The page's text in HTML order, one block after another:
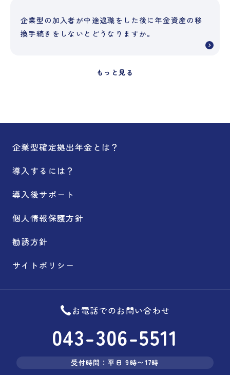
企業型の加入者が中途退職をした後に年金資産の移
換手続きをしないとどうなりますか。
もっと見る
企業型確定拠出年金とは？
導入するには？
導入後サポート
個人情報保護方針
勧誘方針
サイトポリシー
お電話でのお問い合わせ
043-306-5511
受付時間：平日 9時〜17時